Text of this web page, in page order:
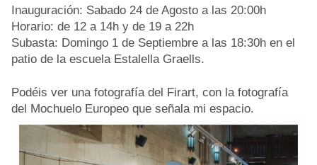
Inauguración: Sabado 24 de Agosto a las 20:00h
Horario: de 12 a 14h y de 19 a 22h
Subasta: Domingo 1 de Septiembre a las 18:30h en el
patio de la escuela Estalella Graells.
Podéis ver una fotografía del Firart, con la fotografía
del Mochuelo Europeo que señala mi espacio.